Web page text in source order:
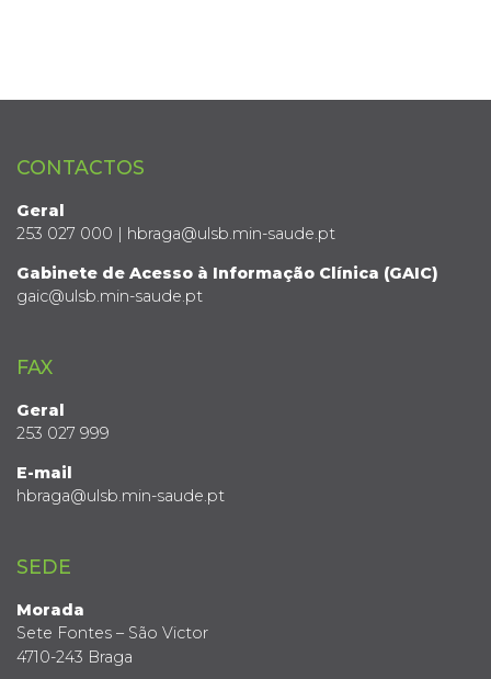
CONTACTOS
Geral
253 027 000 | hbraga@ulsb.min-saude.pt
Gabinete de Acesso à Informação Clínica (GAIC)
gaic@ulsb.min-saude.pt
FAX
Geral
253 027 999
E-mail
hbraga@ulsb.min-saude.pt
SEDE
Morada
Sete Fontes – São Victor
4710-243 Braga